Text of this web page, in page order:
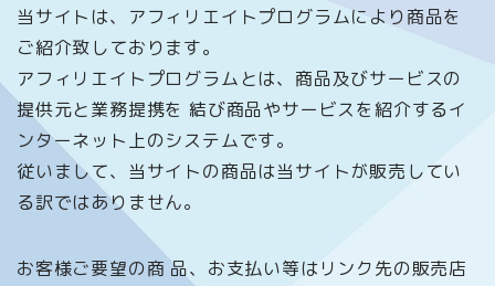
当サイトは、アフィリエイトプログラムにより商品を
ご紹介致しております。
アフィリエイトプログラムとは、商品及びサービスの
提供元と業務提携を 結び商品やサービスを紹介するイ
ンターネット上のシステムです。
従いまして、当サイトの商品は当サイトが販売してい
る訳ではありません。
お客様ご要望の商 品、お支払い等はリンク先の販売店